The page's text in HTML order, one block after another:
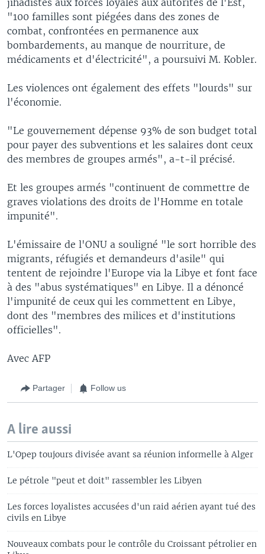
"100 familles sont piégées dans des zones de
combat, confrontées en permanence aux
bombardements, au manque de nourriture, de
médicaments et d'électricité", a poursuivi M. Kobler.
Les violences ont également des effets "lourds" sur
l'économie.
"Le gouvernement dépense 93% de son budget total
pour payer des subventions et les salaires dont ceux
des membres de groupes armés", a-t-il précisé.
Et les groupes armés "continuent de commettre de
graves violations des droits de l'Homme en totale
impunité".
L'émissaire de l'ONU a souligné "le sort horrible des
migrants, réfugiés et demandeurs d'asile" qui
tentent de rejoindre l'Europe via la Libye et font face
à des "abus systématiques" en Libye. Il a dénoncé
l'impunité de ceux qui les commettent en Libye,
dont des "membres des milices et d'institutions
officielles".
Avec AFP
Partager Follow us
A lire aussi
L'Opep toujours divisée avant sa réunion informelle à Alger
Le pétrole "peut et doit" rassembler les Libyen
Les forces loyalistes accusées d'un raid aérien ayant tué des
civils en Libye
Nouveaux combats pour le contrôle du Croissant pétrolier en